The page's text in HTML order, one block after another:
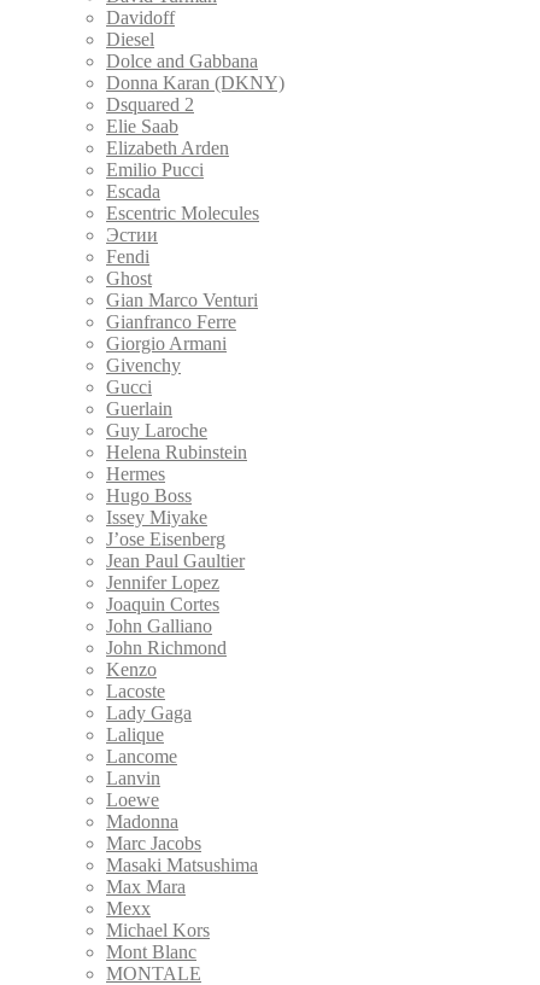
Davidoff
Diesel
Dolce and Gabbana
Donna Karan (DKNY)
Dsquared 2
Elie Saab
Elizabeth Arden
Emilio Pucci
Escada
Escentric Molecules
Эстии
Fendi
Ghost
Gian Marco Venturi
Gianfranco Ferre
Giorgio Armani
Givenchy
Gucci
Guerlain
Guy Laroche
Helena Rubinstein
Hermes
Hugo Boss
Issey Miyake
J’ose Eisenberg
Jean Paul Gaultier
Jennifer Lopez
Joaquin Cortes
John Galliano
John Richmond
Kenzo
Lacoste
Lady Gaga
Lalique
Lancome
Lanvin
Loewe
Madonna
Marc Jacobs
Masaki Matsushima
Max Mara
Mexx
Michael Kors
Mont Blanc
MONTALE